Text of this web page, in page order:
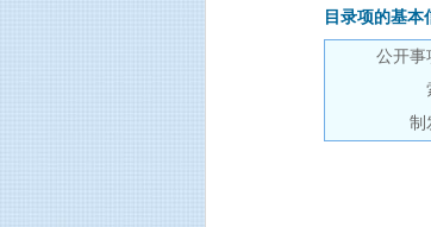
目录项的基本
公开事
制